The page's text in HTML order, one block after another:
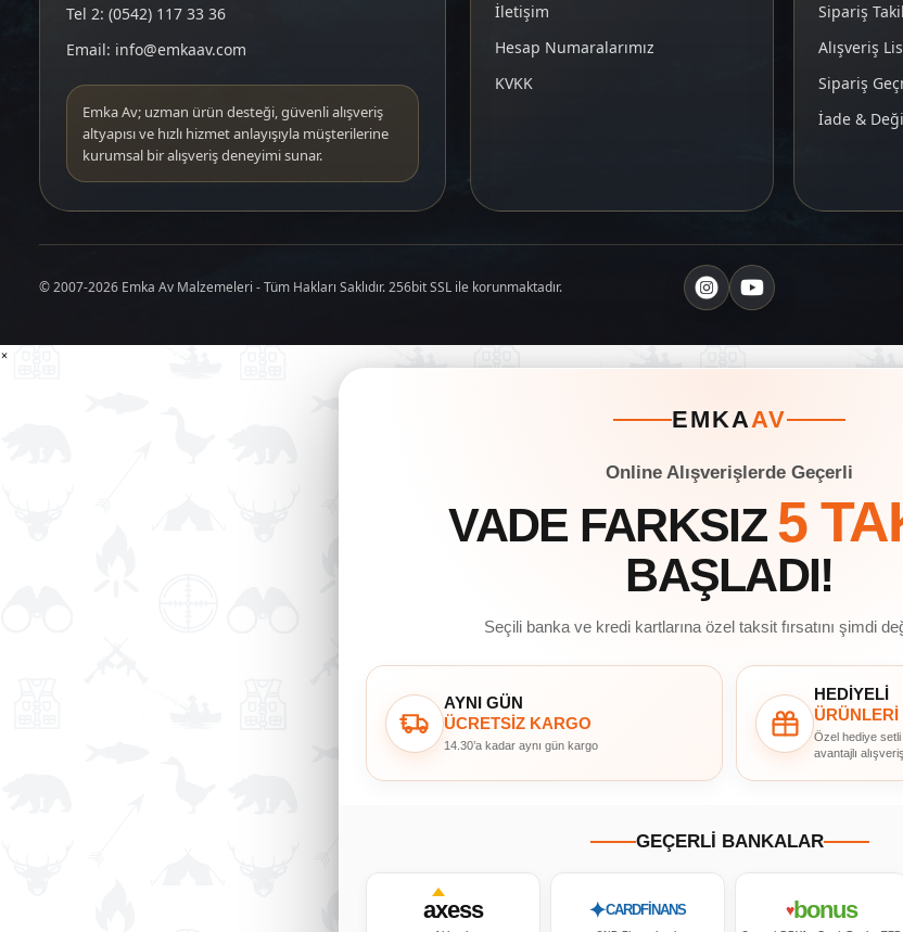
Tel 2: (0542) 117 33 36
Email: info@emkaav.com
Emka Av; uzman ürün desteği, güvenli alışveriş
altyapısı ve hızlı hizmet anlayışıyla müşterilerine
kurumsal bir alışveriş deneyimi sunar.
İletişim
Hesap Numaralarımız
KVKK
Sipariş
Alışveriş
Sipariş
İade &
© 2007-2026 Emka Av Malzemeleri - Tüm Hakları Saklıdır. 256bit SSL ile korunmaktadır.
×
EMKAAV
Online Alışverişlerde Geçerli
VADE FARKSIZ 5
BAŞLADI!
Seçili banka ve kredi kartlarına özel taksit fırsatını şimdi
AYNI GÜN
ÜCRETSİZ KARGO
14.30’a kadar aynı gün kargo
HEDİYELİ
Özel hediye
avantajlı
GEÇERLİ BANKALAR
axess ✦CARDFİNANS ♥bonus